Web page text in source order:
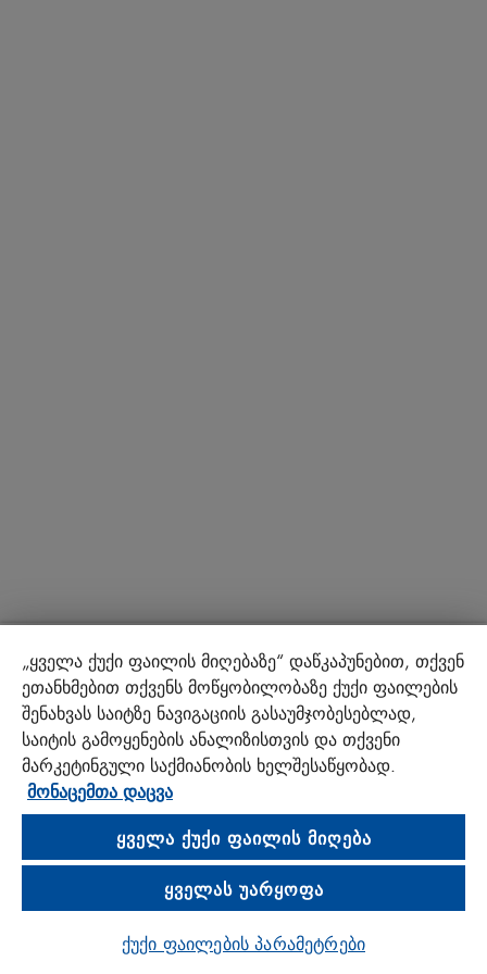
„ყველა ქუქი ფაილის მიღებაზე“ დაწკაპუნებით, თქვენ
ეთანხმებით თქვენს მოწყობილობაზე ქუქი ფაილების
შენახვას საიტზე ნავიგაციის გასაუმჯობესებლად,
საიტის გამოყენების ანალიზისთვის და თქვენი
მარკეტინგული საქმიანობის ხელშესაწყობად.
მონაცემთა დაცვა
ᲧᲕᲔᲚᲐ ᲥᲣᲥᲘ ᲤᲐᲘᲚᲘᲡ ᲛᲘᲦᲔᲑᲐ
ᲧᲕᲔᲚᲐᲡ ᲣᲐᲠᲧᲝᲤᲐ
ქუქი ფაილების პარამეტრები